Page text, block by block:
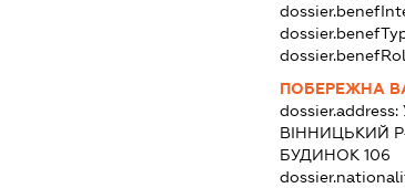
ПОБЕРЕЖНА
dossier.address:
ВІННИЦЬКИЙ
БУДИНОК 106